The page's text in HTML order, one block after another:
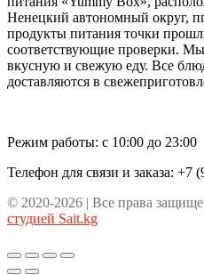
Ненецкий автономный округ,
продукты питания точки
соответствующие проверки.
вкусную и свежую еду. Все
доставляются в
Режим работы: с 10:00 до 23:00
Телефон для связи и заказа: +7
© 2020-2026 | Все права
студией Sait.kg